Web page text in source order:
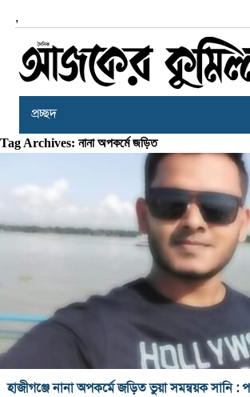
,
প্রচ্ছদ
Tag Archives: নানা অপকর্মে জড়িত
হাজীগঞ্জে নানা অপকর্মে জড়িত ভুয়া সমন্বয়ক সানি :